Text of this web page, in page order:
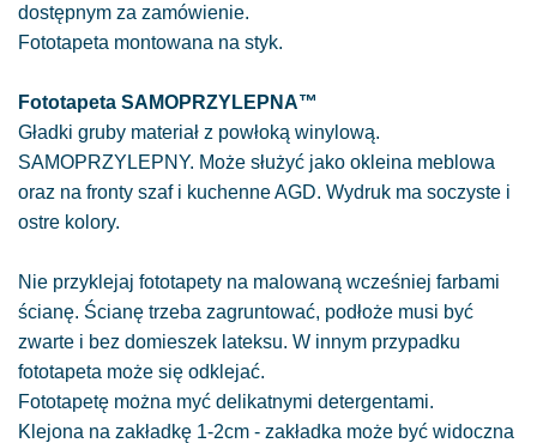
dostępnym za zamówienie.
Fototapeta montowana na styk.
Fototapeta SAMOPRZYLEPNA™
Gładki gruby materiał z powłoką winylową.
SAMOPRZYLEPNY. Może służyć jako okleina meblowa
oraz na fronty szaf i kuchenne AGD. Wydruk ma soczyste i
ostre kolory.
Nie przyklejaj fototapety na malowaną wcześniej farbami
ścianę. Ścianę trzeba zagruntować, podłoże musi być
zwarte i bez domieszek lateksu. W innym przypadku
fototapeta może się odklejać.
Fototapetę można myć delikatnymi detergentami.
Klejona na zakładkę 1-2cm - zakładka może być widoczna